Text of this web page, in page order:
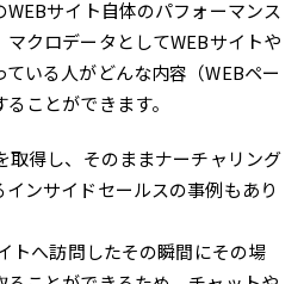
サイト自体のパフォーマンス
クロデータとしてWEBサイトや
いる人がどんな内容（WEBペー
ことができます。
取得し、そのままナーチャリング
ンサイドセールスの事例もあり
トへ訪問したその瞬間にその場